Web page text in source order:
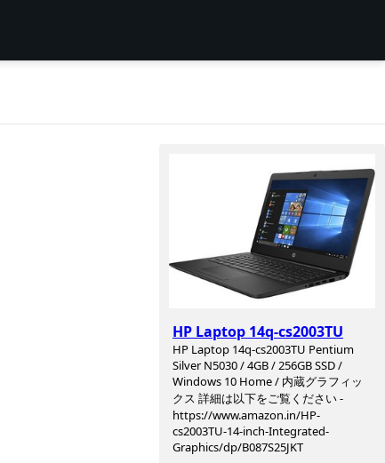
HP Laptop 14q-cs2003TU
HP Laptop 14q-cs2003TU Pentium
Silver N5030 / 4GB / 256GB SSD /
Windows 10 Home / 内蔵グラフィッ
クス 詳細は以下をご覧ください -
https://www.amazon.in/HP-
cs2003TU-14-inch-Integrated-
Graphics/dp/B087S25JKT